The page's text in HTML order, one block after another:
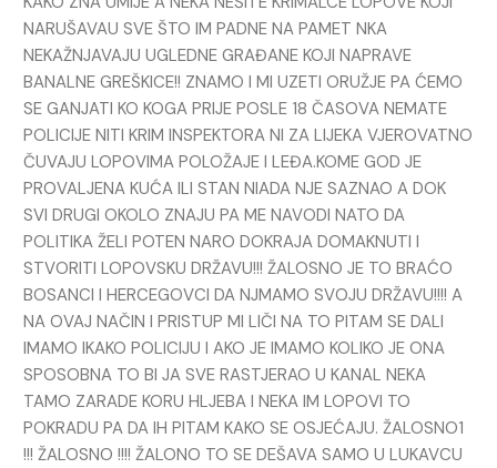
NARUŠAVAU SVE ŠTO IM PADNE NA PAMET NKA
NEKAŽNJAVAJU UGLEDNE GRAĐANE KOJI NAPRAVE
BANALNE GREŠKICE!! ZNAMO I MI UZETI ORUŽJE PA ĆEMO
SE GANJATI KO KOGA PRIJE POSLE 18 ČASOVA NEMATE
POLICIJE NITI KRIM INSPEKTORA NI ZA LIJEKA VJEROVATNO
ČUVAJU LOPOVIMA POLOŽAJE I LEĐA.KOME GOD JE
PROVALJENA KUĆA ILI STAN NIADA NJE SAZNAO A DOK
SVI DRUGI OKOLO ZNAJU PA ME NAVODI NATO DA
POLITIKA ŽELI POTEN NARO DOKRAJA DOMAKNUTI I
STVORITI LOPOVSKU DRŽAVU!!! ŽALOSNO JE TO BRAĆO
BOSANCI I HERCEGOVCI DA NJMAMO SVOJU DRŽAVU!!!! A
NA OVAJ NAČIN I PRISTUP MI LIČI NA TO PITAM SE DALI
IMAMO IKAKO POLICIJU I AKO JE IMAMO KOLIKO JE ONA
SPOSOBNA TO BI JA SVE RASTJERAO U KANAL NEKA
TAMO ZARADE KORU HLJEBA I NEKA IM LOPOVI TO
POKRADU PA DA IH PITAM KAKO SE OSJEĆAJU. ŽALOSNO1
!!! ŽALOSNO !!!! ŽALONO TO SE DEŠAVA SAMO U LUKAVCU